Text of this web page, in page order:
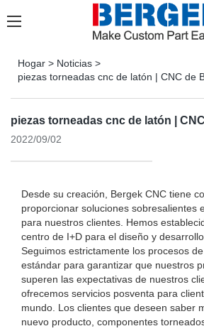
Hogar > Noticias >
piezas torneadas cnc de latón | CNC de
piezas torneadas cnc de latón |
2022/09/02
Desde su creación, Bergek CNC tiene
proporcionar soluciones sobresalientes
para nuestros clientes. Hemos
centro de I+D para el diseño y
Seguimos estrictamente los procesos
estándar para garantizar que nuestros
superen las expectativas de nuestros
ofrecemos servicios posventa para
mundo. Los clientes que deseen saber
nuevo producto, componentes